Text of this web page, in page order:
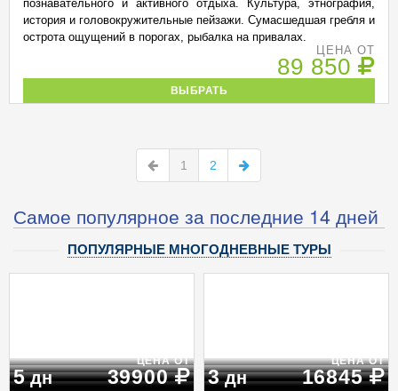
познавательного и активного отдыха. Культура, этнография,
история и головокружительные пейзажи. Сумасшедшая гребля и
острота ощущений в порогах, рыбалка на привалах.
ЦЕНА ОТ
89 850
ВЫБРАТЬ
1 2
Самое популярное за последние 14 дней
ПОПУЛЯРНЫЕ МНОГОДНЕВНЫЕ ТУРЫ
5дн
ЦЕНА ОТ
39900 3дн
ЦЕНА ОТ
16845